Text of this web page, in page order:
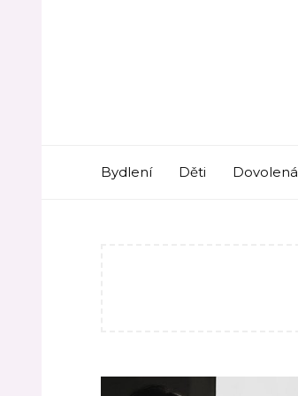
Bydlení Děti Dovolená